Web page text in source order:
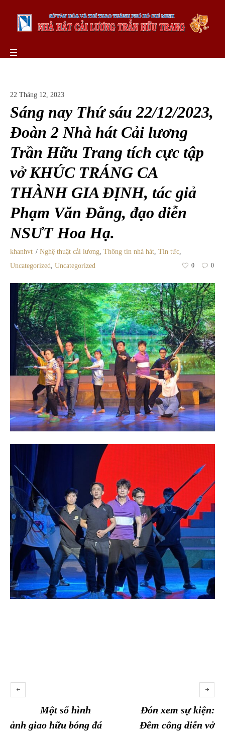
22 Tháng 12, 2023
Sáng nay Thứ sáu 22/12/2023,
Đoàn 2 Nhà hát Cải lương
Trần Hữu Trang tích cực tập
vở KHÚC TRÁNG CA
THÀNH GIA ĐỊNH, tác giả
Phạm Văn Đằng, đạo diễn
NSƯT Hoa Hạ.
khanhvt Nghệ thuật cải lương, Thông tin nhà hát, Tin tức,
Uncategorized, Uncategorized 0 0
Một số hình
ảnh giao hữu bóng đá
Đón xem sự kiện:
Đêm công diễn vở